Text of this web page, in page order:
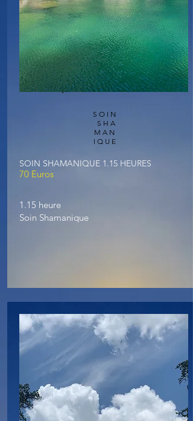
SOIN
SHA
MAN
IQUE
SOIN SHAMANIQUE 1.15 HEURES
70 Euros
1.15 heure
Soin Shamanique